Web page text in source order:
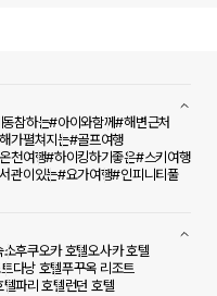
참하는#아이와함께#해변근처
가펼쳐지는#골프여행
천여행#하이킹하기좋은#스키여행
관이있는#요가여행#인피니티풀
소후쿠오카 호텔오사카 호텔
다낭 호텔푸꾸옥 리조트
텔파리 호텔런던 호텔